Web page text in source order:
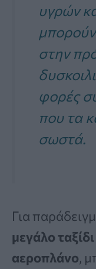
υγρών
στην
φορές
που τα
σωστά.
Για
μεγάλο
αεροπλάνο,